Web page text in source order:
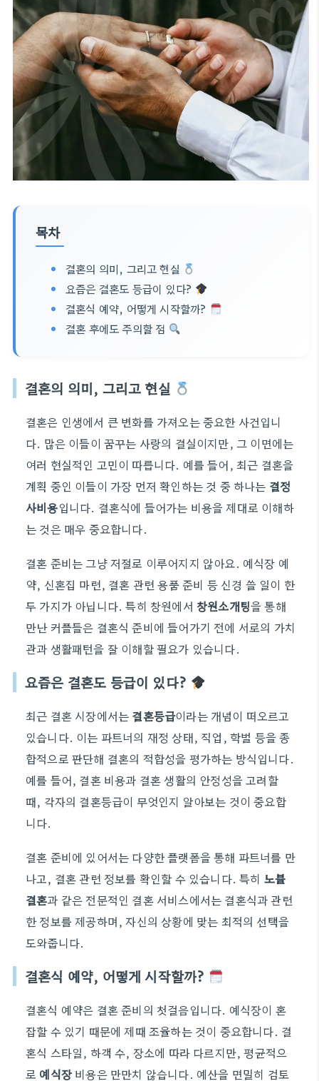
목차
결혼의 의미, 그리고 현실
요즘은 결혼도 등급이 있다?
결혼식 예약, 어떻게 시작할까?
결혼 후에도 주의할 점
결혼의 의미, 그리고 현실
결혼은 인생에서 큰 변화를 가져오는 중요한 사건입니
다. 많은 이들이 꿈꾸는 사랑의 결실이지만, 그 이면에는
여러 현실적인 고민이 따릅니다. 예를 들어, 최근 결혼을
계획 중인 이들이 가장 먼저 확인하는 것 중 하나는 결정
사비용입니다. 결혼식에 들어가는 비용을 제대로 이해하
는 것은 매우 중요합니다.
결혼 준비는 그냥 저절로 이루어지지 않아요. 예식장 예
약, 신혼집 마련, 결혼 관련 용품 준비 등 신경 쓸 일이 한
두 가지가 아닙니다. 특히 창원에서 창원소개팅을 통해
만난 커플들은 결혼식 준비에 들어가기 전에 서로의 가치
관과 생활패턴을 잘 이해할 필요가 있습니다.
요즘은 결혼도 등급이 있다?
최근 결혼 시장에서는 결혼등급이라는 개념이 떠오르고
있습니다. 이는 파트너의 재정 상태, 직업, 학벌 등을 종
합적으로 판단해 결혼의 적합성을 평가하는 방식입니다.
예를 들어, 결혼 비용과 결혼 생활의 안정성을 고려할
때, 각자의 결혼등급이 무엇인지 알아보는 것이 중요합
니다.
결혼 준비에 있어서는 다양한 플랫폼을 통해 파트너를 만
나고, 결혼 관련 정보를 확인할 수 있습니다. 특히 노블
결혼과 같은 전문적인 결혼 서비스에서는 결혼식과 관련
한 정보를 제공하며, 자신의 상황에 맞는 최적의 선택을
도와줍니다.
결혼식 예약, 어떻게 시작할까?
결혼식 예약은 결혼 준비의 첫걸음입니다. 예식장이 혼
잡할 수 있기 때문에 제때 조율하는 것이 중요합니다. 결
혼식 스타일, 하객 수, 장소에 따라 다르지만, 평균적으
로 예식장 비용은 만만치 않습니다. 예산을 면밀히 검토